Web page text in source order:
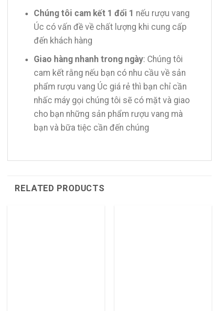
Chúng tôi cam kết 1 đổi 1 nếu rượu vang
Úc có vấn đề về chất lượng khi cung cấp
đến khách hàng
Giao hàng nhanh trong ngày: Chúng tôi
cam kết rằng nếu bạn có nhu cầu về sản
phẩm rượu vang Úc giá rẻ thì bạn chỉ cần
nhấc máy gọi chúng tôi sẽ có mặt và giao
cho bạn những sản phẩm rượu vang mà
bạn và bữa tiệc cần đến chúng
RELATED PRODUCTS